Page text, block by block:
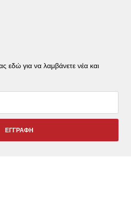
εδώ για να λαμβάνετε νέα και